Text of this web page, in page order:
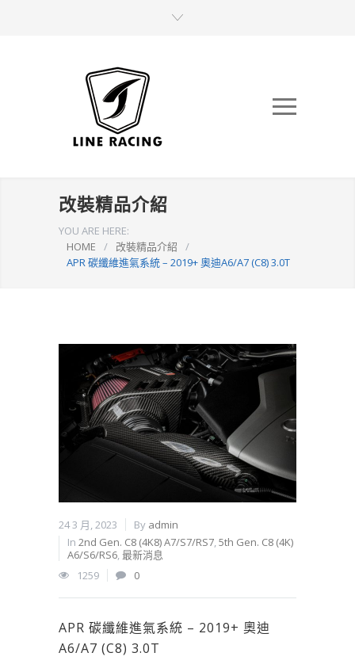
改裝精品介紹
YOU ARE HERE:
HOME
/ 改裝精品介紹
/
APR 碳纖維進氣系統 – 2019+ 奧迪A6/A7 (C8) 3.0T
24 3 月, 2023 By admin
In 2nd Gen. C8 (4K8) A7/S7/RS7,5th Gen. C8 (4K)
A6/S6/RS6,最新消息
1259
0
APR 碳纖維進氣系統 – 2019+ 奧迪
A6/A7 (C8) 3.0T